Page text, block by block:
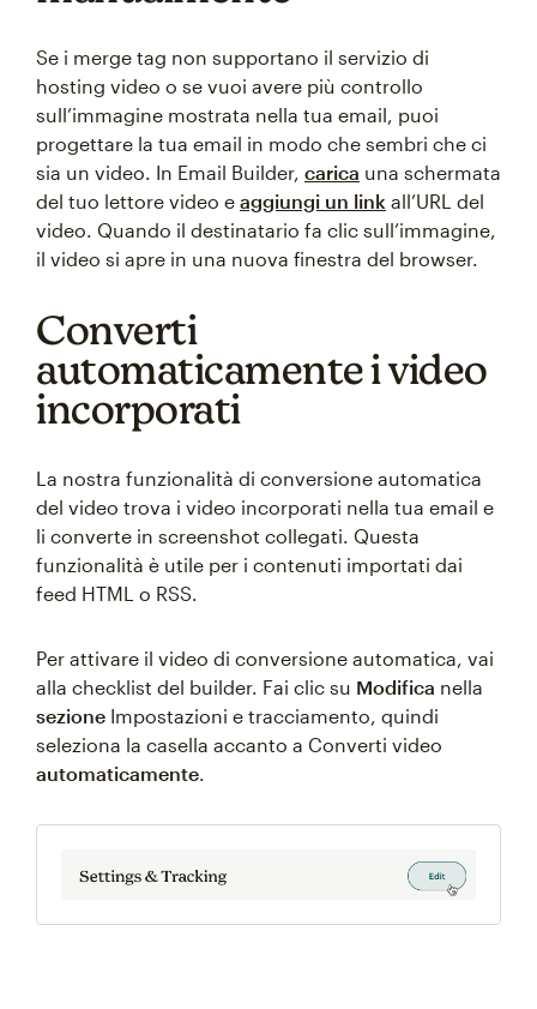
Se i merge tag non supportano il servizio di
hosting video o se vuoi avere più controllo
sull’immagine mostrata nella tua email, puoi
progettare la tua email in modo che sembri che ci
sia un video. In Email Builder, carica una schermata
del tuo lettore video e aggiungi un link all’URL del
video. Quando il destinatario fa clic sull’immagine,
il video si apre in una nuova finestra del browser.
Converti
automaticamente i video
incorporati
La nostra funzionalità di conversione automatica
del video trova i video incorporati nella tua email e
li converte in screenshot collegati. Questa
funzionalità è utile per i contenuti importati dai
feed HTML o RSS.
Per attivare il video di conversione automatica, vai
alla checklist del builder. Fai clic su Modifica nella
sezione Impostazioni e tracciamento, quindi
seleziona la casella accanto a Converti video
automaticamente.